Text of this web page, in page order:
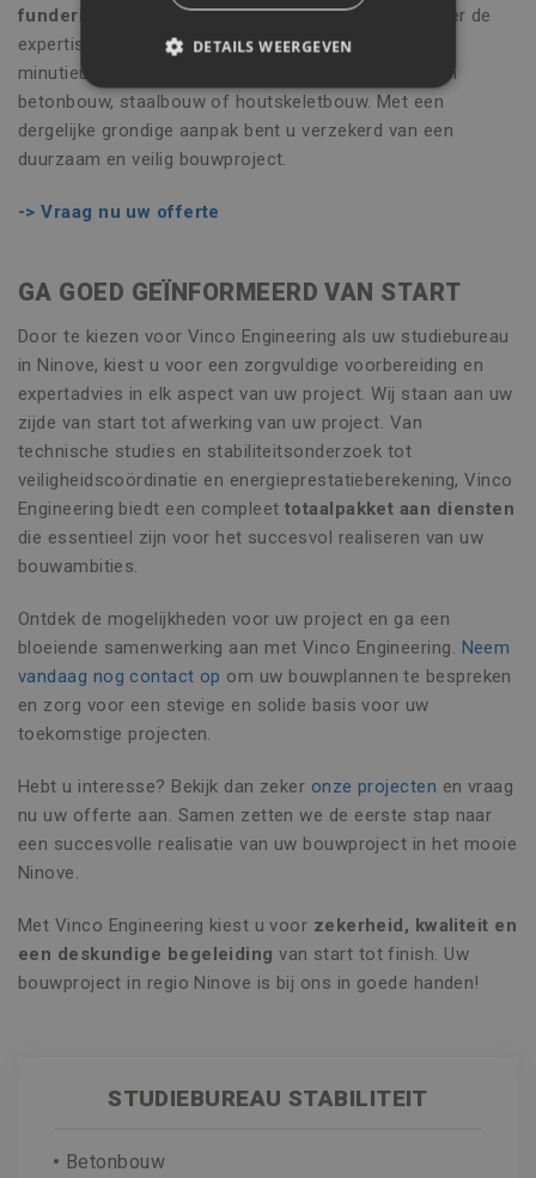
funderingsadvies
. Daarnaast beschikt het team over de
expertise om de stabiliteit van de constructie zelf
minutieus te berekenen, ongeacht of het nu gaat om
betonbouw, staalbouw of houtskeletbouw. Met een
dergelijke grondige aanpak bent u verzekerd van een
duurzaam en veilig bouwproject.
-> Vraag nu uw offerte
GA GOED GEÏNFORMEERD VAN START
Door te kiezen voor Vinco Engineering als uw studiebureau
in Ninove, kiest u voor een zorgvuldige voorbereiding en
expertadvies in elk aspect van uw project. Wij staan aan uw
zijde van start tot afwerking van uw project. Van
technische studies en stabiliteitsonderzoek tot
veiligheidscoördinatie en energieprestatieberekening, Vinco
Engineering biedt een compleet totaalpakket aan diensten
die essentieel zijn voor het succesvol realiseren van uw
bouwambities.
Ontdek de mogelijkheden voor uw project en ga een
bloeiende samenwerking aan met Vinco Engineering. Neem
vandaag nog contact op om uw bouwplannen te bespreken
en zorg voor een stevige en solide basis voor uw
toekomstige projecten.
Hebt u interesse? Bekijk dan zeker onze projecten en vraag
nu uw offerte aan. Samen zetten we de eerste stap naar
een succesvolle realisatie van uw bouwproject in het mooie
Ninove.
Met Vinco Engineering kiest u voor zekerheid, kwaliteit en
een deskundige begeleiding van start tot finish. Uw
bouwproject in regio Ninove is bij ons in goede handen!
STUDIEBUREAU STABILITEIT
Betonbouw
DETAILS WEERGEVEN
STRIKT NOODZAKELIJK
PRESTATIE TARGETING
Strikt noodzakelijk
Prestatie
Functioneel
Niet-geclassificeerd
Strikt noodzakelijke cookies maken de
kernfunctionaliteiten van de website mogelijk,
zoals gebruikersaanmelding en accountbeheer.
De website kan niet goed worden gebruikt
zonder de strikt noodzakelijke cookies.
Naam
www.vincoengineering.be
Naam Aanbieder / Domein Vervaldatum
_gat_UA-
.vincoengineering.be 58 seconden
Dit is een
Naam Aanbieder / Domein Vervaldatum
_clsk
Microsoft
.vincoengineering.be
1 dag
Google Privacy Policy